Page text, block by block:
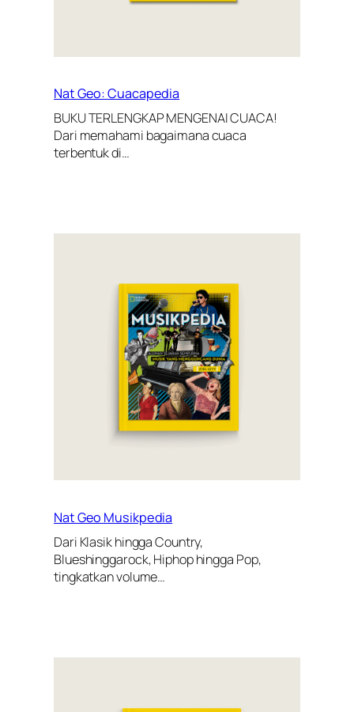
Nat Geo: Cuacapedia
BUKU TERLENGKAP MENGENAI CUACA!
Dari memahami bagaimana cuaca
terbentuk di…
Nat Geo Musikpedia
Dari Klasik hingga Country,
Blueshinggarock, Hiphop hingga Pop,
tingkatkan volume…